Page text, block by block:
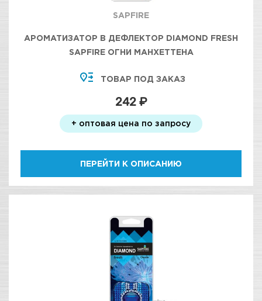
SAPFIRE
АРОМАТИЗАТОР В ДЕФЛЕКТОР DIAMOND FRESH
SAPFIRE ОГНИ МАНХЕТТЕНА
ТОВАР ПОД ЗАКАЗ
242 ₽
+ оптовая цена по запросу
ПЕРЕЙТИ К ОПИСАНИЮ